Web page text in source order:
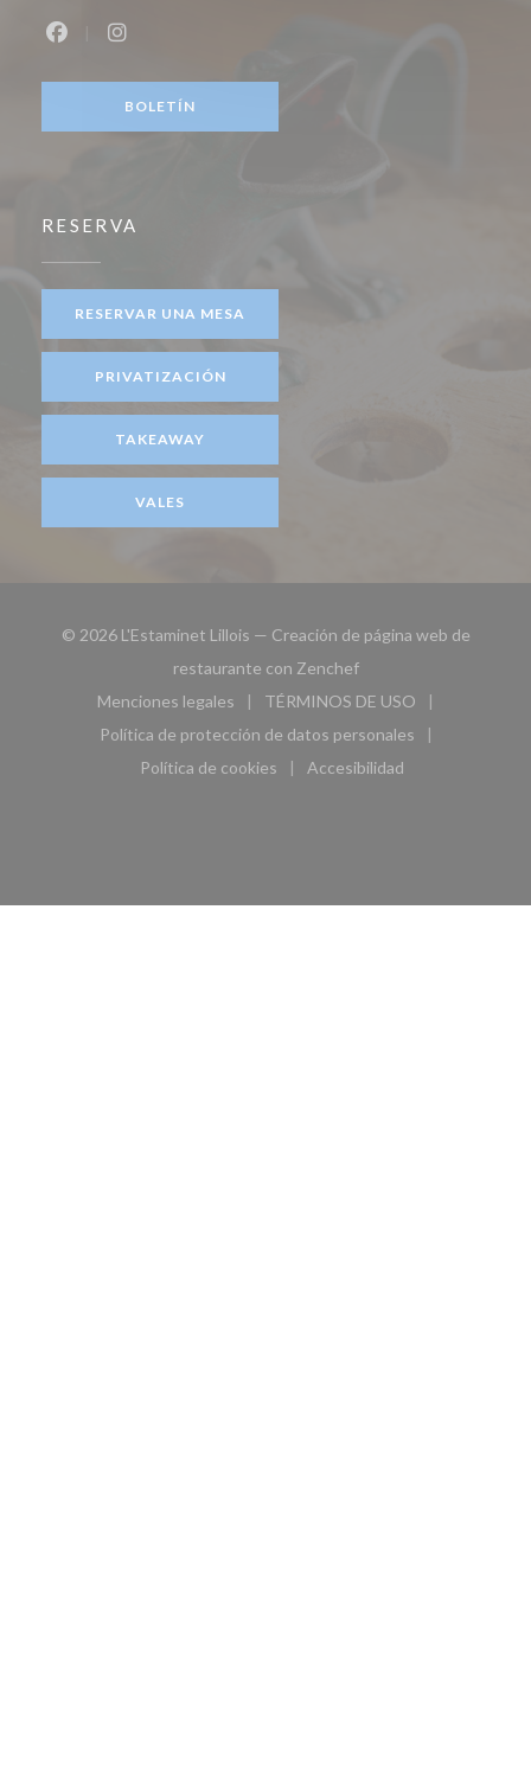
BOLETÍN
RESERVA
RESERVAR UNA MESA
PRIVATIZACIÓN
TAKEAWAY
VALES
© 2026 L'Estaminet Lillois — Creación de página web de
restaurante con Zenchef((abre en una nueva
Menciones legales
((abre en una nueva ventana))
TÉRMINOS DE USO
((abre en una nueva
Política de protección de datos personales
((abre en una nueva ventana))
Política de cookies
((abre en una nueva ventana))
Accesibilidad